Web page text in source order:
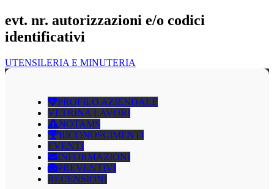
evt. nr. autorizzazioni e/o codici
identificativi
UTENSILERIA E MINUTERIA
PROFILO AZIENDALE
VETRINA LAVORI
NOTAMS
RICONOSCIMENTI
EVENTI
INFORMAZIONI
PREVENTIVI
RECENSIONI